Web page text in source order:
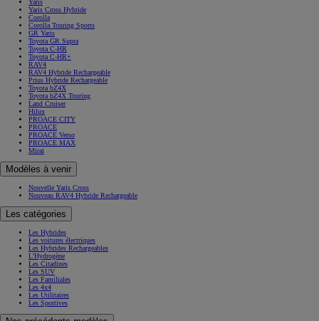
Yaris
Yaris Cross Hybride
Corolla
Corolla Touring Sports
GR Yaris
Toyota GR Supra
Toyota C-HR
Toyota C-HR+
RAV4
RAV4 Hybride Rechargeable
Prius Hybride Rechargeable
Toyota bZ4X
Toyota bZ4X Touring
Land Cruiser
Hilux
PROACE CITY
PROACE
PROACE Verso
PROACE MAX
Mirai
Modèles à venir
Nouvelle Yaris Cross
Nouveau RAV4 Hybride Rechargeable
Les catégories
Les Hybrides
Les voitures électriques
Les Hybrides Rechargeables
L'Hydrogène
Les Citadines
Les SUV
Les Familiales
Les 4x4
Les Utilitaires
Les Sportives